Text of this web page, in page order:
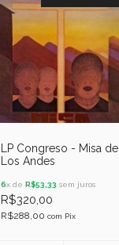
LP Congreso - Misa de
Los Andes
6x de R$53,33 sem juros
R$320,00
R$288,00 com Pix